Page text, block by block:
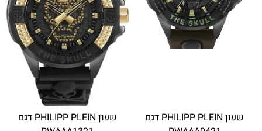
שעון PHILIPP PLEIN דגם
שעון PHILIPP PLEIN דגם